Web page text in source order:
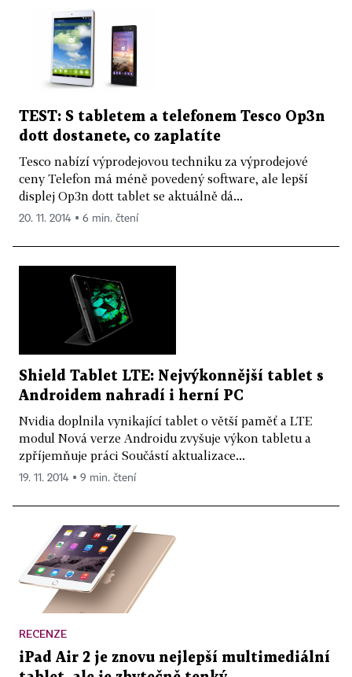
TEST: S tabletem a telefonem Tesco Op3n
dott dostanete, co zaplatíte
Tesco nabízí výprodejovou techniku za výprodejové
ceny Telefon má méně povedený software, ale lepší
displej Op3n dott tablet se aktuálně dá...
20. 11. 2014 ▪ 6 min. čtení
Shield Tablet LTE: Nejvýkonnější tablet s
Androidem nahradí i herní PC
Nvidia doplnila vynikající tablet o větší paměť a LTE
modul Nová verze Androidu zvyšuje výkon tabletu a
zpříjemňuje práci Součástí aktualizace...
19. 11. 2014 ▪ 9 min. čtení
RECENZE
iPad Air 2 je znovu nejlepší multimediální